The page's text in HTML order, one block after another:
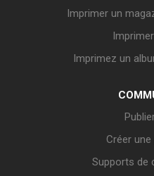
Imprimer un
Imprimez un
Créer
Supports de